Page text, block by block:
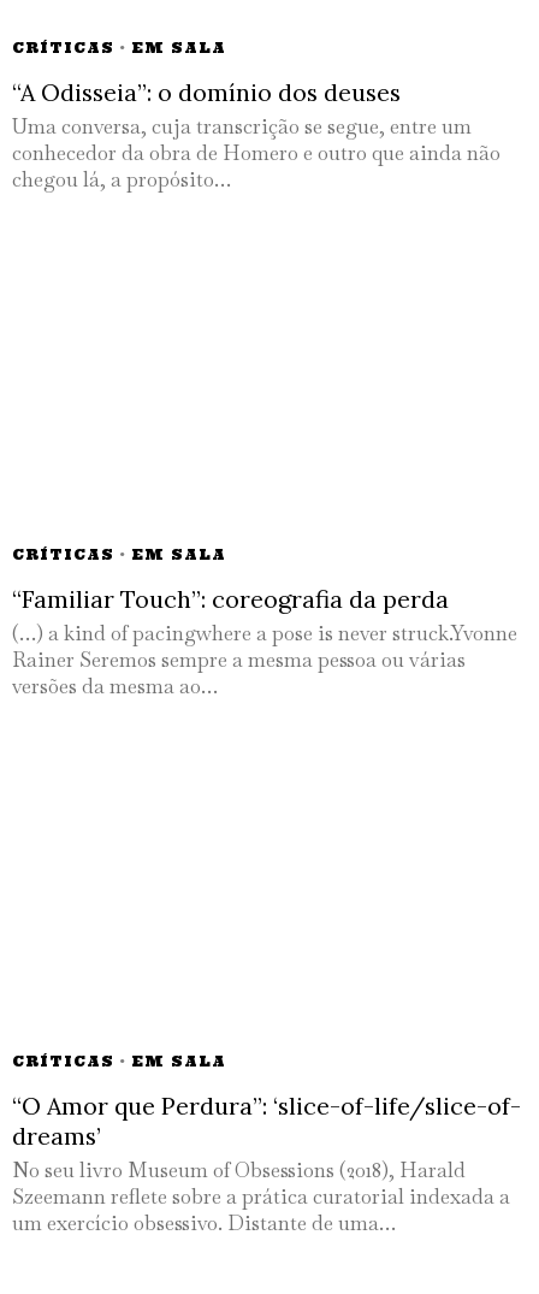
CRÍTICAS · EM SALA
“A Odisseia”: o domínio dos deuses
Uma conversa, cuja transcrição se segue, entre um
conhecedor da obra de Homero e outro que ainda não
chegou lá, a propósito…
CRÍTICAS · EM SALA
“Familiar Touch”: coreografia da perda
(…) a kind of pacingwhere a pose is never struck.Yvonne
Rainer Seremos sempre a mesma pessoa ou várias
versões da mesma ao…
CRÍTICAS · EM SALA
“O Amor que Perdura”: ‘slice-of-life/slice-of-
dreams’
No seu livro Museum of Obsessions (2018), Harald
Szeemann reflete sobre a prática curatorial indexada a
um exercício obsessivo. Distante de uma…